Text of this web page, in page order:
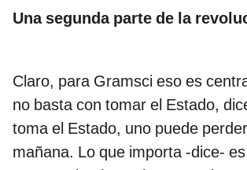
Una segunda parte de la
Claro, para Gramsci eso es
no basta con tomar el Estado,
toma el Estado, uno puede
mañana. Lo que importa -dice-